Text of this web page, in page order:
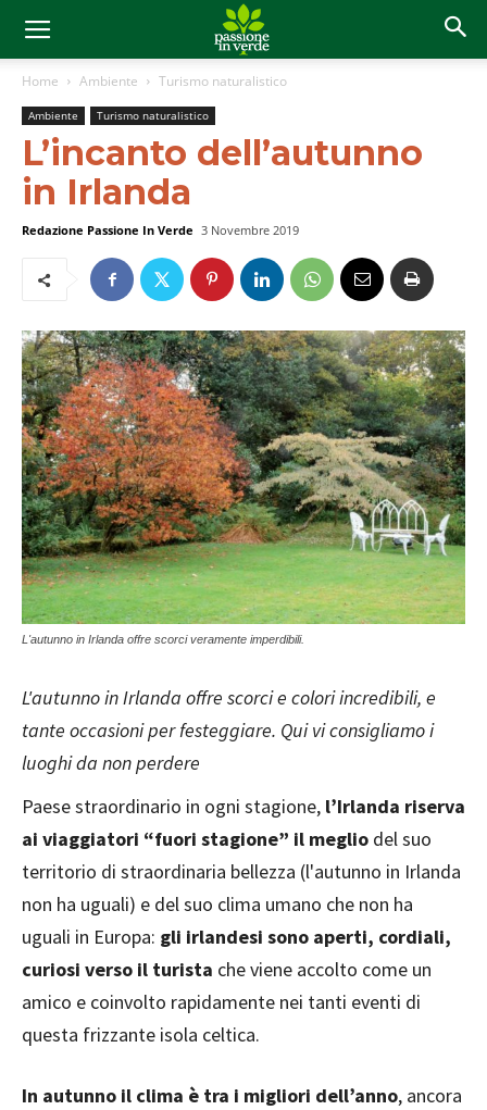
Home Ambiente Turismo naturalistico
Ambiente Turismo naturalistico
L’incanto dell’autunno
in Irlanda
Redazione Passione In Verde 3 Novembre 2019
L'autunno in Irlanda offre scorci veramente imperdibili.
L'autunno in Irlanda offre scorci e colori incredibili, e
tante occasioni per festeggiare. Qui vi consigliamo i
luoghi da non perdere
Paese straordinario in ogni stagione, l’Irlanda riserva
ai viaggiatori “fuori stagione” il meglio del suo
territorio di straordinaria bellezza (l'autunno in Irlanda
non ha uguali) e del suo clima umano che non ha
uguali in Europa: gli irlandesi sono aperti, cordiali,
curiosi verso il turista che viene accolto come un
amico e coinvolto rapidamente nei tanti eventi di
questa frizzante isola celtica.
In autunno il clima è tra i migliori dell’anno, ancora